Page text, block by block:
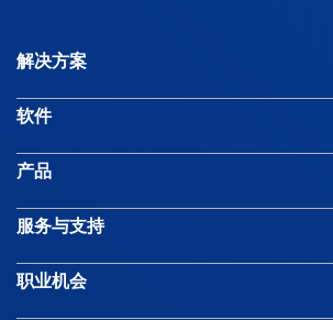
Bahamas
Bangladesh
Barbados
解决方案
软件
产品
服务与支持
职业机会